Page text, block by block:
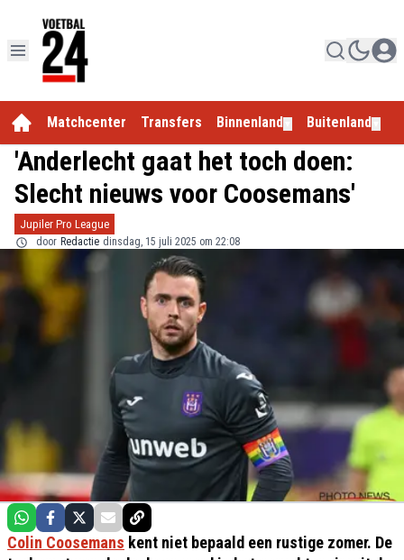
Matchcenter Transfers Binnenland Buitenland
'Anderlecht gaat het toch doen:
Slecht nieuws voor Coosemans'
Jupiler Pro League
door Redactie dinsdag, 15 juli 2025 om 22:08
Colin Coosemans kent niet bepaald een rustige zomer. De